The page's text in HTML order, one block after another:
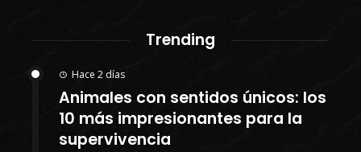
Trending
Hace 2 días
Animales con sentidos únicos: los
10 más impresionantes para la
supervivencia